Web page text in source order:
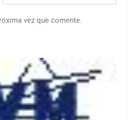
vez que comente.